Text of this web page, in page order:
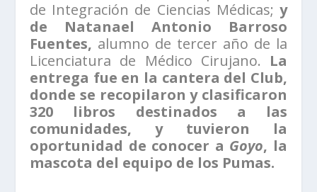
de Integración de Ciencias Médicas; y
de Natanael Antonio Barroso
Fuentes, alumno de tercer año de la
Licenciatura de Médico Cirujano. La
entrega fue en la cantera del Club,
donde se recopilaron y clasificaron
320 libros destinados a las
comunidades, y tuvieron la
oportunidad de conocer a Goyo, la
mascota del equipo de los Pumas.